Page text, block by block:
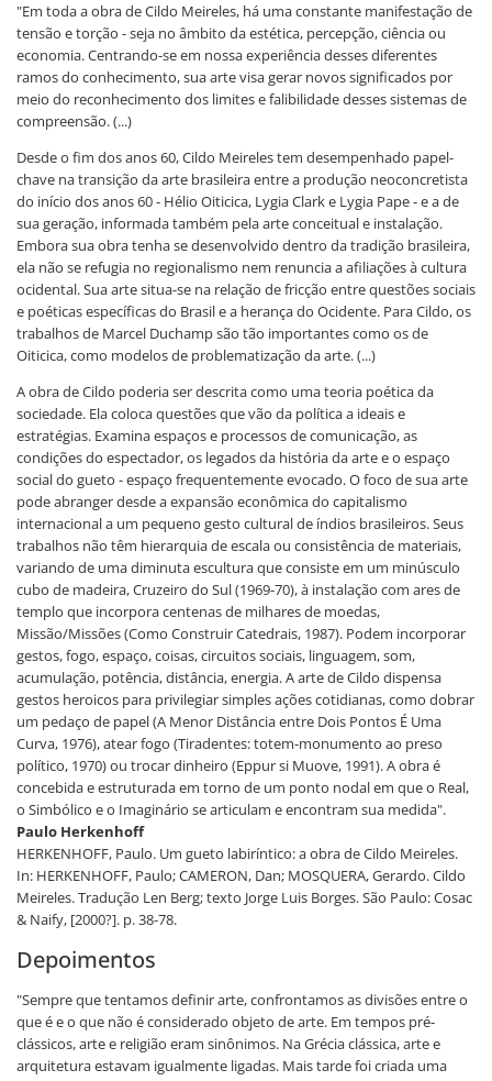
"Em toda a obra de Cildo Meireles, há uma constante manifestação de
tensão e torção - seja no âmbito da estética, percepção, ciência ou
economia. Centrando-se em nossa experiência desses diferentes
ramos do conhecimento, sua arte visa gerar novos significados por
meio do reconhecimento dos limites e falibilidade desses sistemas de
compreensão. (...)
Desde o fim dos anos 60, Cildo Meireles tem desempenhado papel-
chave na transição da arte brasileira entre a produção neoconcretista
do início dos anos 60 - Hélio Oiticica, Lygia Clark e Lygia Pape - e a de
sua geração, informada também pela arte conceitual e instalação.
Embora sua obra tenha se desenvolvido dentro da tradição brasileira,
ela não se refugia no regionalismo nem renuncia a afiliações à cultura
ocidental. Sua arte situa-se na relação de fricção entre questões sociais
e poéticas específicas do Brasil e a herança do Ocidente. Para Cildo, os
trabalhos de Marcel Duchamp são tão importantes como os de
Oiticica, como modelos de problematização da arte. (...)
A obra de Cildo poderia ser descrita como uma teoria poética da
sociedade. Ela coloca questões que vão da política a ideais e
estratégias. Examina espaços e processos de comunicação, as
condições do espectador, os legados da história da arte e o espaço
social do gueto - espaço frequentemente evocado. O foco de sua arte
pode abranger desde a expansão econômica do capitalismo
internacional a um pequeno gesto cultural de índios brasileiros. Seus
trabalhos não têm hierarquia de escala ou consistência de materiais,
variando de uma diminuta escultura que consiste em um minúsculo
cubo de madeira, Cruzeiro do Sul (1969-70), à instalação com ares de
templo que incorpora centenas de milhares de moedas,
Missão/Missões (Como Construir Catedrais, 1987). Podem incorporar
gestos, fogo, espaço, coisas, circuitos sociais, linguagem, som,
acumulação, potência, distância, energia. A arte de Cildo dispensa
gestos heroicos para privilegiar simples ações cotidianas, como dobrar
um pedaço de papel (A Menor Distância entre Dois Pontos É Uma
Curva, 1976), atear fogo (Tiradentes: totem-monumento ao preso
político, 1970) ou trocar dinheiro (Eppur si Muove, 1991). A obra é
concebida e estruturada em torno de um ponto nodal em que o Real,
o Simbólico e o Imaginário se articulam e encontram sua medida".
Paulo Herkenhoff
HERKENHOFF, Paulo. Um gueto labiríntico: a obra de Cildo Meireles.
In: HERKENHOFF, Paulo; CAMERON, Dan; MOSQUERA, Gerardo. Cildo
Meireles. Tradução Len Berg; texto Jorge Luis Borges. São Paulo: Cosac
& Naify, [2000?]. p. 38-78.
Depoimentos
"Sempre que tentamos definir arte, confrontamos as divisões entre o
que é e o que não é considerado objeto de arte. Em tempos pré-
clássicos, arte e religião eram sinônimos. Na Grécia clássica, arte e
arquitetura estavam igualmente ligadas. Mais tarde foi criada uma